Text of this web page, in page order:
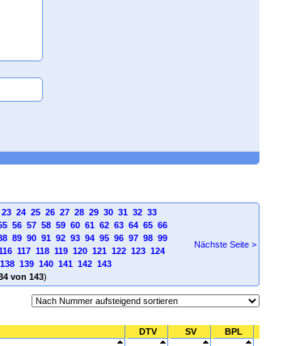
23 24 25 26 27 28 29 30 31 32 33
56 57 58 59 60 61 62 63 64 65 66
89 90 91 92 93 94 95 96 97 98 99
117 118 119 120 121 122 123 124
138 139 140 141 142 143
von 143)
Nächste Seite >
DTV SV BPL